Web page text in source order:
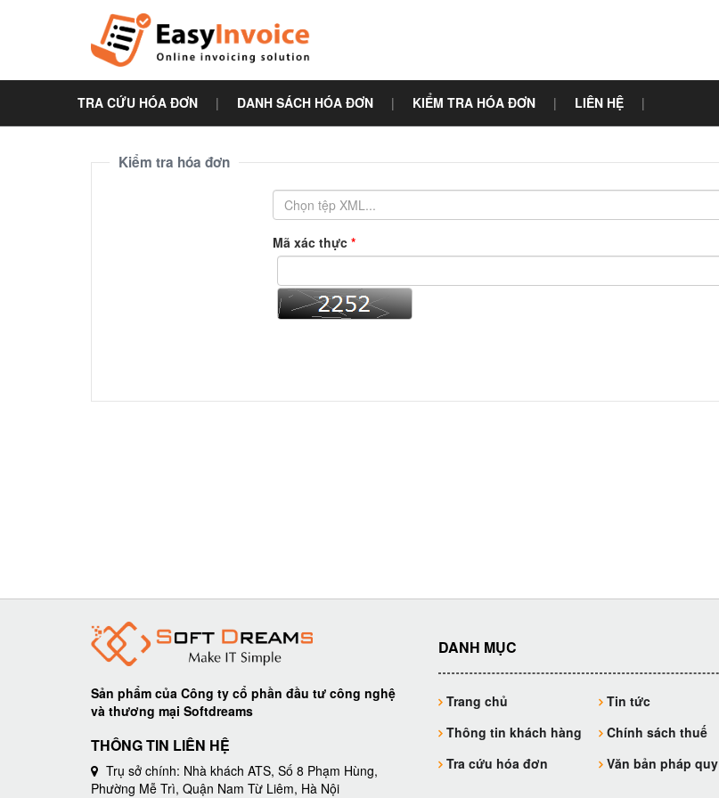
TRA CỨU HÓA ĐƠN | DANH SÁCH HÓA ĐƠN | KIỂM TRA HÓA ĐƠN | LIÊN HỆ |
Kiểm tra hóa đơn
Mã xác thực *
Sản phẩm của Công ty cổ phần đầu tư công nghệ
và thương mại Softdreams
THÔNG TIN LIÊN HỆ
Trụ sở chính: Nhà khách ATS, Số 8 Phạm Hùng,
Phường Mễ Trì, Quận Nam Từ Liêm, Hà Nội
DANH MỤC
Trang chủ
Tin tức
Thông tin khách hàng
Chính sách thuế
Tra cứu hóa đơn
Văn bản pháp quy